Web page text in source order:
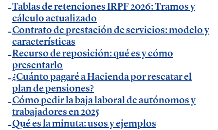
— Entrevista en GestionaRadio.
Marcos De La Cueva en eventos
— Participación como ponente en Accountex
España 2023.
Temáticas de especialización
Tablas de retenciones IRPF 2026: Tramos y
cálculo actualizado
Contrato de prestación de servicios: modelo y
características
Recurso de reposición: qué es y cómo
presentarlo
¿Cuánto pagaré a Hacienda por rescatar el
plan de pensiones?
Cómo pedir la baja laboral de autónomos y
trabajadores en 2025
Qué es la minuta: usos y ejemplos